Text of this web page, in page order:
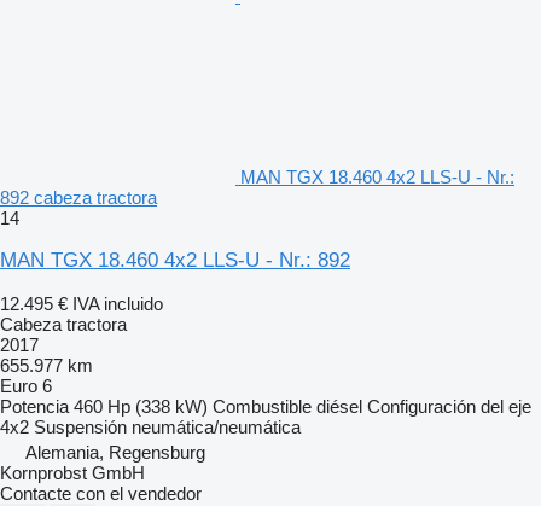
MAN TGX 18.460 4x2 LLS-U - Nr.:
892 cabeza tractora
14
MAN TGX 18.460 4x2 LLS-U - Nr.: 892
12.495 € IVA incluido
Cabeza tractora
2017
655.977 km
Euro 6
Potencia 460 Hp (338 kW) Combustible diésel Configuración del eje
4x2 Suspensión neumática/neumática
Alemania, Regensburg
Kornprobst GmbH
Contacte con el vendedor